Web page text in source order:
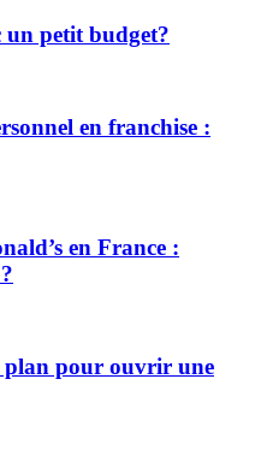
un petit budget?
en franchise :
en France :
plan pour ouvrir une